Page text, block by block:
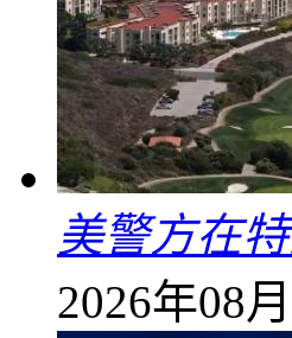
美警方在
2026年08